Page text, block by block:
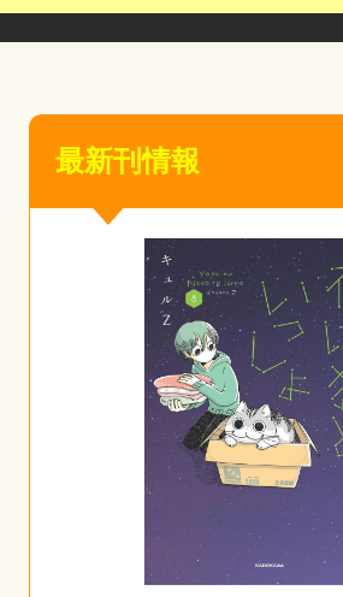
最新刊情報